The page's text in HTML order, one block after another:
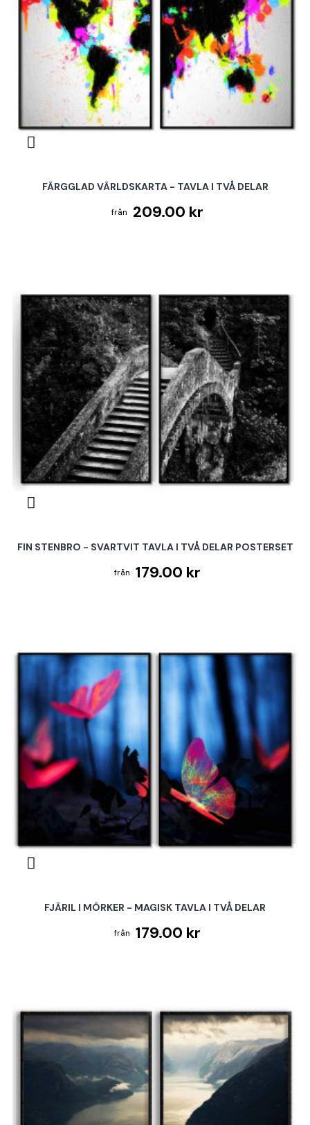
FÄRGGLAD VÄRLDSKARTA - TAVLA I TVÅ DELAR
209.00 kr
FIN STENBRO - SVARTVIT TAVLA I TVÅ DELAR POSTERSET
179.00 kr
FJÄRIL I MÖRKER - MAGISK TAVLA I TVÅ DELAR
179.00 kr